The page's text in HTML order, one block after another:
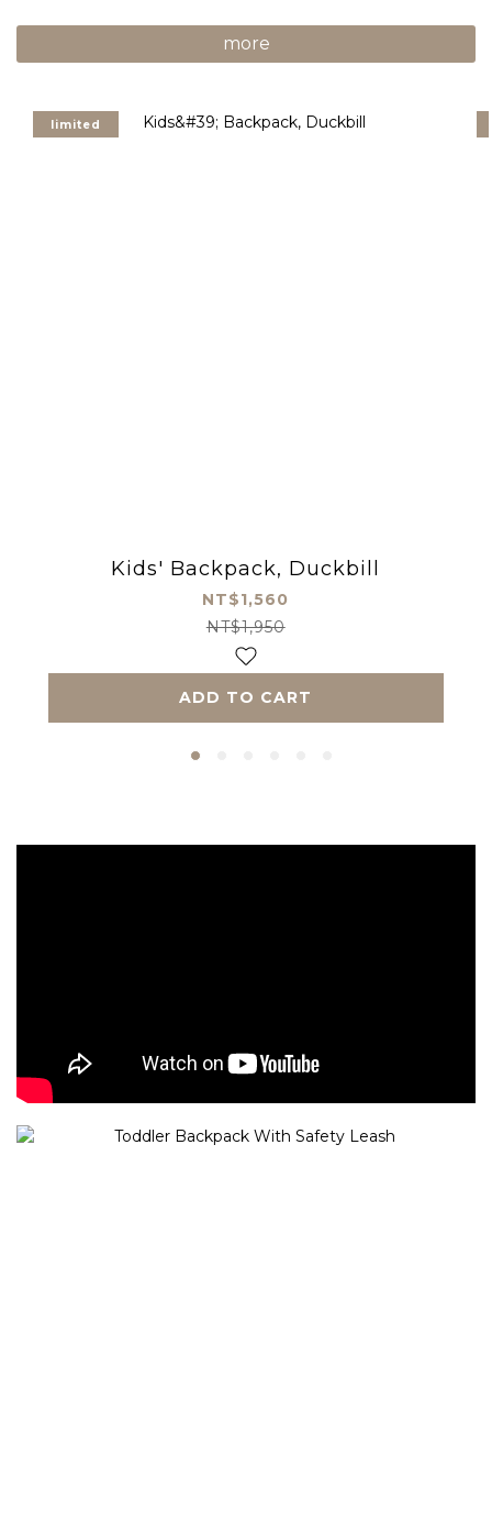
more
limited
Kids' Backpack, Duckbill
NT$1,560
NT$1,950
ADD TO CART